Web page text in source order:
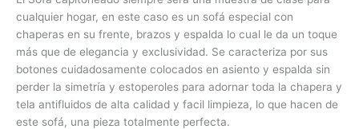
cualquier hogar, en este caso es un sofá especial con
chaperas en su frente, brazos y espalda lo cual le da un toque
más que de elegancia y exclusividad. Se caracteriza por sus
botones cuidadosamente colocados en asiento y espalda sin
perder la simetría y estoperoles para adornar toda la chapera y
tela antifluidos de alta calidad y facil limpieza, lo que hacen de
este sofá, una pieza totalmente perfecta.